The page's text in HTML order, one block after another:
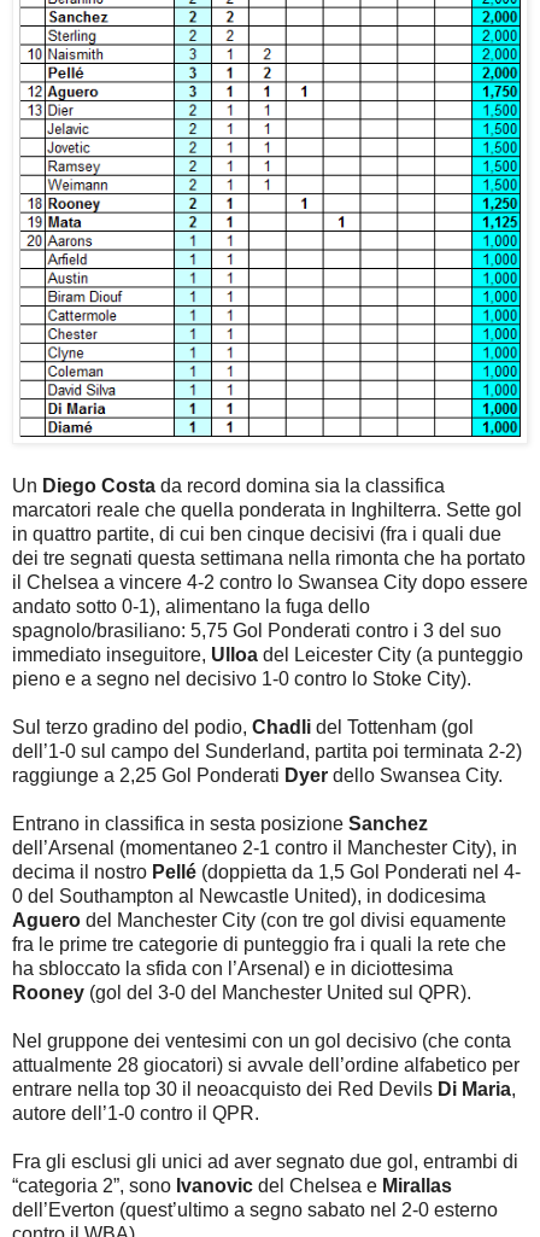
Un Diego Costa da record domina sia la classifica
marcatori reale che quella ponderata in Inghilterra. Sette gol
in quattro partite, di cui ben cinque decisivi (fra i quali due
dei tre segnati questa settimana nella rimonta che ha portato
il Chelsea a vincere 4-2 contro lo Swansea City dopo essere
andato sotto 0-1), alimentano la fuga dello
spagnolo/brasiliano: 5,75 Gol Ponderati contro i 3 del suo
immediato inseguitore, Ulloa del Leicester City (a punteggio
pieno e a segno nel decisivo 1-0 contro lo Stoke City).
Sul terzo gradino del podio, Chadli del Tottenham (gol
dell’1-0 sul campo del Sunderland, partita poi terminata 2-2)
raggiunge a 2,25 Gol Ponderati Dyer dello Swansea City.
Entrano in classifica in sesta posizione Sanchez
dell’Arsenal (momentaneo 2-1 contro il Manchester City), in
decima il nostro Pellé (doppietta da 1,5 Gol Ponderati nel 4-
0 del Southampton al Newcastle United), in dodicesima
Aguero del Manchester City (con tre gol divisi equamente
fra le prime tre categorie di punteggio fra i quali la rete che
ha sbloccato la sfida con l’Arsenal) e in diciottesima
Rooney (gol del 3-0 del Manchester United sul QPR).
Nel gruppone dei ventesimi con un gol decisivo (che conta
attualmente 28 giocatori) si avvale dell’ordine alfabetico per
entrare nella top 30 il neoacquisto dei Red Devils Di Maria,
autore dell’1-0 contro il QPR.
Fra gli esclusi gli unici ad aver segnato due gol, entrambi di
“categoria 2”, sono Ivanovic del Chelsea e Mirallas
dell’Everton (quest’ultimo a segno sabato nel 2-0 esterno